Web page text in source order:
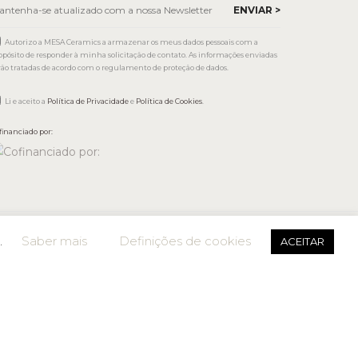
Autorizo a MESA Ceramics a armazenar os meus dados pessoais com a
de responder à minha solicitação de contato. As informações enviadas
tratadas de acordo com o regulamento de proteção de dados.
Li e aceito a Política de Privacidadee Política de Cookies.
por:
Saber mais Definições de cookies ACEITAR